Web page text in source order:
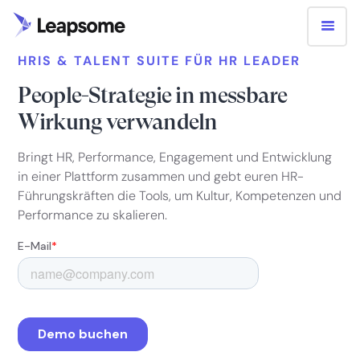
HRIS & TALENT SUITE FÜR HR LEADER
People-Strategie in messbare
Wirkung verwandeln
Bringt HR, Performance, Engagement und Entwicklung
in einer Plattform zusammen und gebt euren HR-
Führungskräften die Tools, um Kultur, Kompetenzen und
Performance zu skalieren.